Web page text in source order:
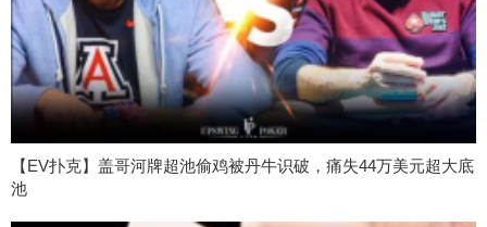
【EV扑克】盖哥河牌超池偷鸡被丹牛识破，痛失44万美元超大底
池